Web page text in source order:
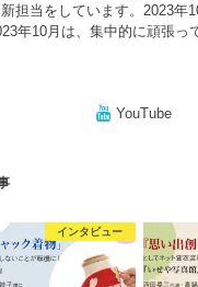
担当をしています。2023
年10月は、集中的に頑張っ
YouTube
インタビュー